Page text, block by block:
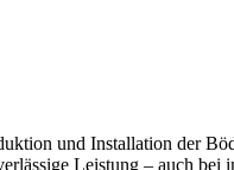
und Installation der
Leistung – auch bei